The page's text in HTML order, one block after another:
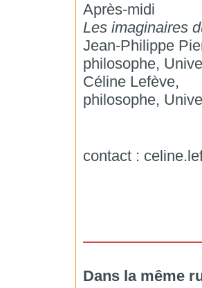
Après-midi
Les imaginaires
Jean-Philippe
philosophe,
Céline Lefève,
philosophe,
contact :
Dans la même